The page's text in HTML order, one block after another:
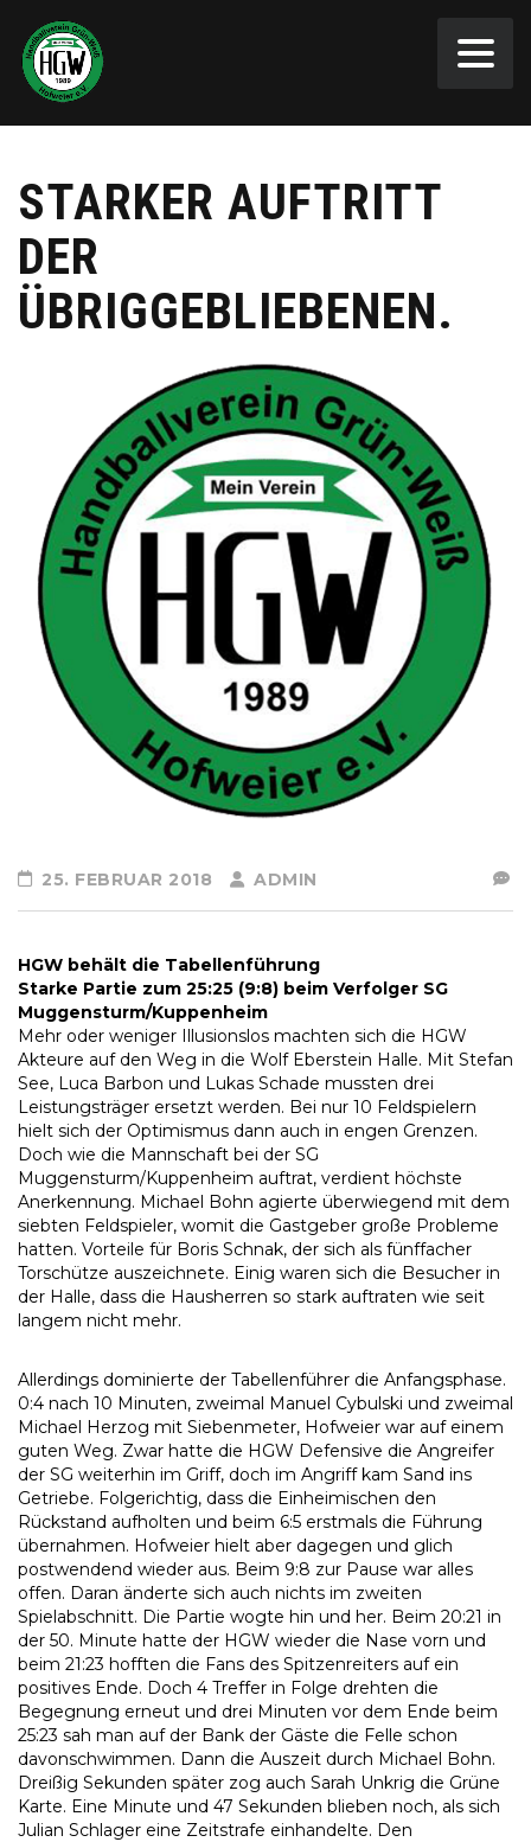
STARKER AUFTRITT
DER
ÜBRIGGEBLIEBENEN.
25. FEBRUAR 2018 ADMIN
HGW behält die Tabellenführung
Starke Partie zum 25:25 (9:8) beim Verfolger SG
Muggensturm/Kuppenheim
Mehr oder weniger Illusionslos machten sich die HGW
Akteure auf den Weg in die Wolf Eberstein Halle. Mit Stefan
See, Luca Barbon und Lukas Schade mussten drei
Leistungsträger ersetzt werden. Bei nur 10 Feldspielern
hielt sich der Optimismus dann auch in engen Grenzen.
Doch wie die Mannschaft bei der SG
Muggensturm/Kuppenheim auftrat, verdient höchste
Anerkennung. Michael Bohn agierte überwiegend mit dem
siebten Feldspieler, womit die Gastgeber große Probleme
hatten. Vorteile für Boris Schnak, der sich als fünffacher
Torschütze auszeichnete. Einig waren sich die Besucher in
der Halle, dass die Hausherren so stark auftraten wie seit
langem nicht mehr.
Allerdings dominierte der Tabellenführer die Anfangsphase.
0:4 nach 10 Minuten, zweimal Manuel Cybulski und zweimal
Michael Herzog mit Siebenmeter, Hofweier war auf einem
guten Weg. Zwar hatte die HGW Defensive die Angreifer
der SG weiterhin im Griff, doch im Angriff kam Sand ins
Getriebe. Folgerichtig, dass die Einheimischen den
Rückstand aufholten und beim 6:5 erstmals die Führung
übernahmen. Hofweier hielt aber dagegen und glich
postwendend wieder aus. Beim 9:8 zur Pause war alles
offen. Daran änderte sich auch nichts im zweiten
Spielabschnitt. Die Partie wogte hin und her. Beim 20:21 in
der 50. Minute hatte der HGW wieder die Nase vorn und
beim 21:23 hofften die Fans des Spitzenreiters auf ein
positives Ende. Doch 4 Treffer in Folge drehten die
Begegnung erneut und drei Minuten vor dem Ende beim
25:23 sah man auf der Bank der Gäste die Felle schon
davonschwimmen. Dann die Auszeit durch Michael Bohn.
Dreißig Sekunden später zog auch Sarah Unkrig die Grüne
Karte. Eine Minute und 47 Sekunden blieben noch, als sich
Julian Schlager eine Zeitstrafe einhandelte. Den